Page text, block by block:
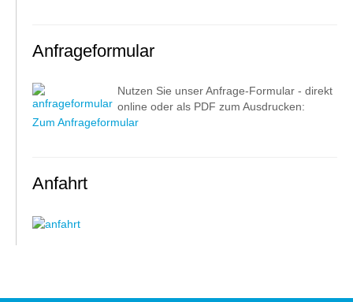
Anfrageformular
Nutzen Sie unser Anfrage-Formular - direkt
online oder als PDF zum Ausdrucken:
Zum Anfrageformular
Anfahrt